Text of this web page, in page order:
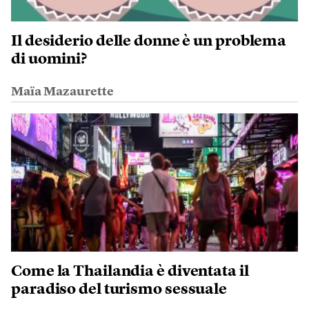
Il desiderio delle donne è un problema
di uomini?
Maïa Mazaurette
Come la Thailandia è diventata il
paradiso del turismo sessuale